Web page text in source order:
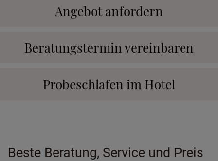
Angebot anfordern
Beratungstermin vereinbaren
Probeschlafen im Hotel
Beste Beratung, Service und Preis